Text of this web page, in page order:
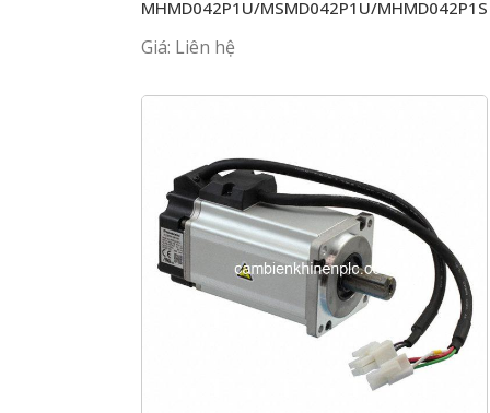
MHMD042P1U/MSMD042P1U/MHMD042P1S
Giá: Liên hệ